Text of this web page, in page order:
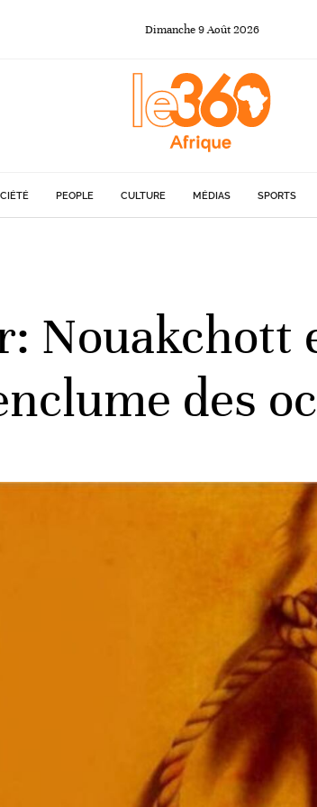
Dimanche 9Août 2026
PEOPLE CULTURE MÉDIAS SPORTS
Nouakchott
des